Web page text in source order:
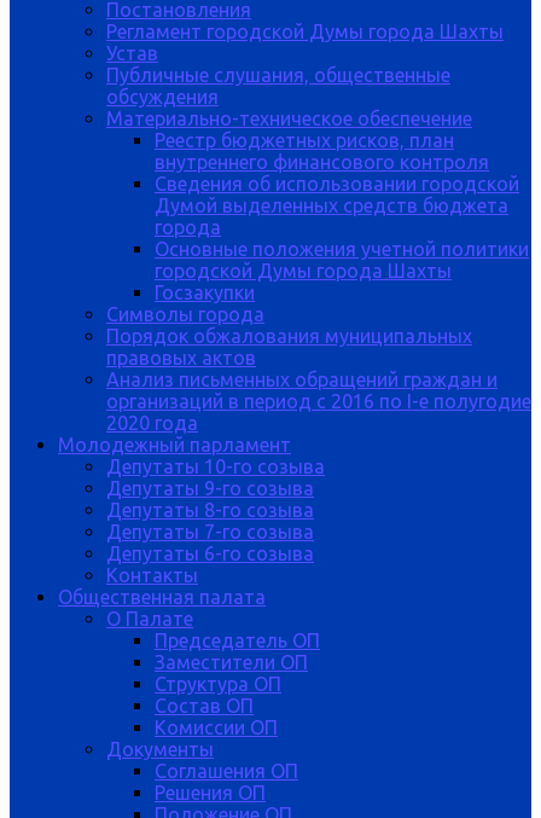
Постановления
Регламент городской Думы города Шахты
Устав
Публичные слушания, общественные
обсуждения
Материально-техническое обеспечение
Реестр бюджетных рисков, план
внутреннего финансового контроля
Сведения об использовании городской
Думой выделенных средств бюджета
города
Основные положения учетной политики
городской Думы города Шахты
Госзакупки
Символы города
Порядок обжалования муниципальных
правовых актов
Анализ письменных обращений граждан и
организаций в период с 2016 по I-е полугодие
2020 года
Молодежный парламент
Депутаты 10-го созыва
Депутаты 9-го созыва
Депутаты 8-го созыва
Депутаты 7-го созыва
Депутаты 6-го созыва
Контакты
Общественная палата
О Палате
Председатель ОП
Заместители ОП
Структура ОП
Состав ОП
Комиссии ОП
Документы
Соглашения ОП
Решения ОП